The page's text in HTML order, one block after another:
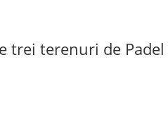
trei terenuri de